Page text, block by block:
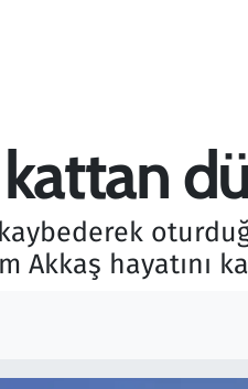
Akkaş hayatını